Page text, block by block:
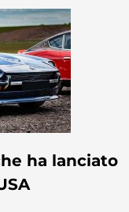
ha lanciato